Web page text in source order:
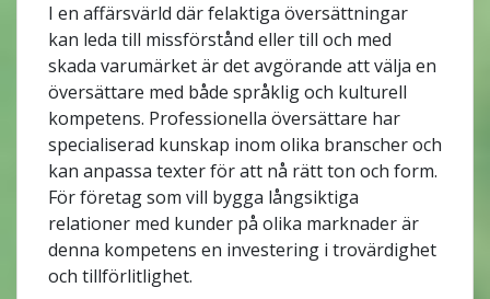
I en affärsvärld där felaktiga översättningar
kan leda till missförstånd eller till och med
skada varumärket är det avgörande att välja en
översättare med både språklig och kulturell
kompetens. Professionella översättare har
specialiserad kunskap inom olika branscher och
kan anpassa texter för att nå rätt ton och form.
För företag som vill bygga långsiktiga
relationer med kunder på olika marknader är
denna kompetens en investering i trovärdighet
och tillförlitlighet.